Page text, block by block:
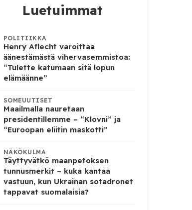
Luetuimmat
POLITIIKKA
Henry Aflecht varoittaa
äänestämästä vihervasemmistoa:
“Tulette katumaan sitä lopun
elämäänne”
SOMEUUTISET
Maailmalla nauretaan
presidentillemme – “Klovni” ja
“Euroopan eliitin maskotti”
NÄKÖKULMA
Täyttyvätkö maanpetoksen
tunnusmerkit – kuka kantaa
vastuun, kun Ukrainan sotadronet
tappavat suomalaisia?